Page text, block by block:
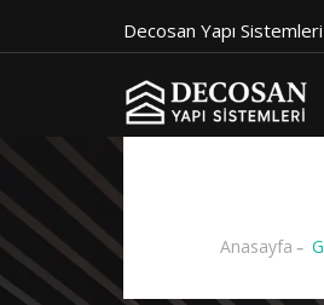
Decosan Yapı Sistemleri
Anasayfa